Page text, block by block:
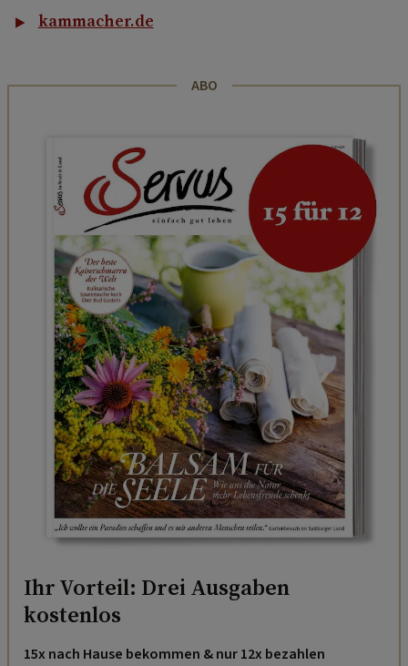
kammacher.de
ABO
Ihr Vorteil: Drei Ausgaben
kostenlos
15x nach Hause bekommen & nur 12x bezahlen